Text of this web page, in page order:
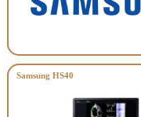
Samsung HS40